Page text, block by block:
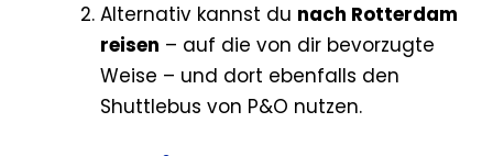
Alternativ kannst du nach Rotterdam
reisen – auf die von dir bevorzugte
Weise – und dort ebenfalls den
Shuttlebus von P&O nutzen.